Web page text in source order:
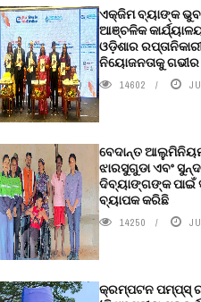
ଏକ୍ଜିମ ବ୍ୟାଙ୍କ
ଆଞ୍ଚଳିକ
ଓଡ଼ିଶାର
ନିୟୋଜନତାକୁ
14602
ବେଦାନ୍ତ
ଝାରସୁଗୁଡା ଏବଂ
ଦିବ୍ୟାଙ୍ଗଙ୍କ ପାଇଁ
ବ୍ୟାପକ କରିଛି
14250
କ୍ରମ୍ପଟନ ପମ୍ପ୍‌ସ୍‌